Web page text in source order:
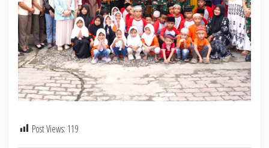
Post Views: 119